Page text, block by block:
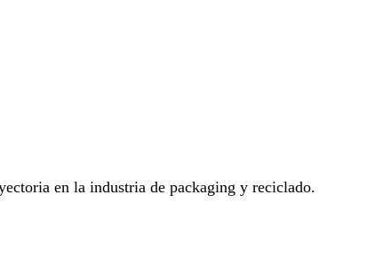
en la industria de packaging y reciclado.